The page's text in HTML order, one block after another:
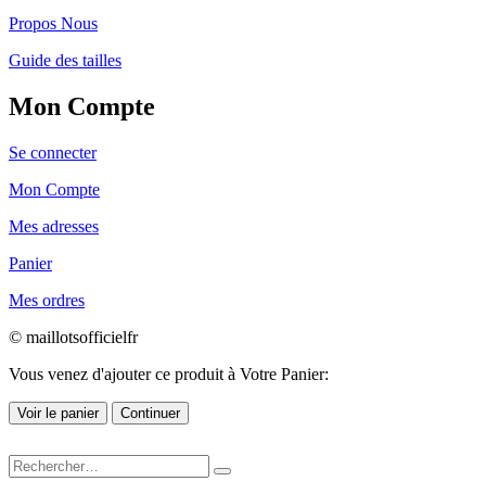
Propos Nous
Guide des tailles
Mon Compte
Se connecter
Mon Compte
Mes adresses
Panier
Mes ordres
© maillotsofficielfr
Vous venez d'ajouter ce produit à Votre Panier:
Voir le panier Continuer